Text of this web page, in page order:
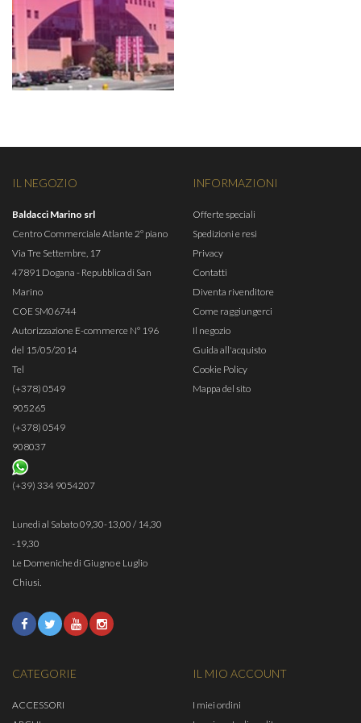
IL NEGOZIO
Baldacci Marino srl
Centro Commerciale Atlante 2° piano
Via Tre Settembre, 17
47891 Dogana - Repubblica di San
Marino
COE SM06744
Autorizzazione E-commerce N° 196
del 15/05/2014
Tel
(+378) 0549
905265
(+378) 0549
908037
(+39) 334 9054207
Lunedì al Sabato 09,30-13,00 / 14,30
-19,30
Le Domeniche di Giugno e Luglio
Chiusi.
INFORMAZIONI
Offerte speciali
Spedizioni e resi
Privacy
Contatti
Diventa rivenditore
Come raggiungerci
Il negozio
Guida all'acquisto
Cookie Policy
Mappa del sito
CATEGORIE
ACCESSORI
IL MIO ACCOUNT
I miei ordini